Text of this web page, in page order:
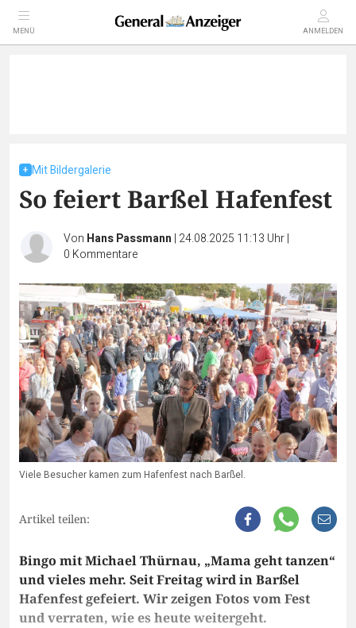
MENÜ ANMELDEN
Mit Bildergalerie
So feiert Barßel Hafenfest
Von Hans Passmann | 24.08.2025 11:13 Uhr|
0 Kommentare
Viele Besucher kamen zum Hafenfest nach Barßel.
Artikel teilen:
Bingo mit Michael Thürnau, „Mama geht tanzen“
und vieles mehr. Seit Freitag wird in Barßel
Hafenfest gefeiert. Wir zeigen Fotos vom Fest
und verraten, wie es heute weitergeht.